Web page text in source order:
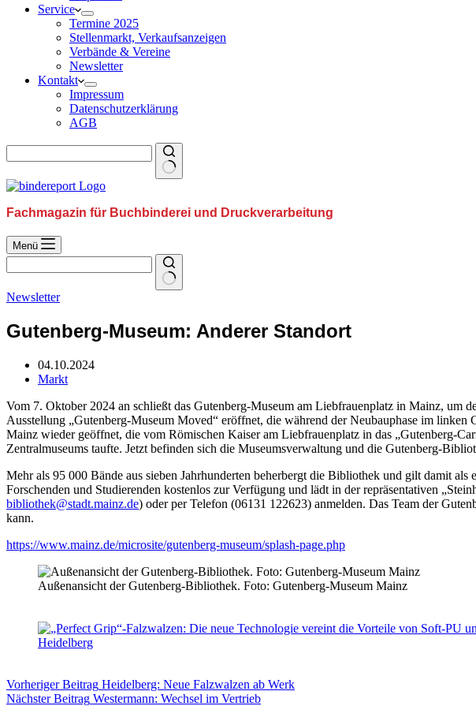
Service
Termine 2025
Stellenmarkt, Verkaufsanzeigen
Verbände & Vereine
Newsletter
Kontakt
Impressum
Datenschutzerklärung
AGB
Fachmagazin für Buchbinderei und Druckverarbeitung
Menü
Newsletter
Gutenberg-Museum: Anderer Standort
04.10.2024
Markt
Vom 7. Oktober 2024 an schließt das Gutenberg-Museum am Liebfrauenplatz in Mainz,
Ausstellung „Gutenberg-Museum Moved“ eröffnet, die während der Neubauphase im
Mainz wieder geöffnet, die vom Römischen Kaiser am Liebfrauenplatz in das „Gutenberg-
Zentralmuseums taufte. Jetzt befinden sich die Museumsverwaltung und die Gutenberg-
Mehr als 95 000 Bände aus sieben Jahrhunderten beherbergt die Bibliothek und gilt damit
Forschenden und Studierenden kostenlos zur Verfügung und lädt in der repräsentativen
bibliothek@stadt.mainz.de) oder per Telefon (06131 122623) anmelden. Das Team der
kann.
https://www.mainz.de/microsite/gutenberg-museum/splash-page.php
Außenansicht der Gutenberg-Bibliothek. Foto: Gutenberg-Museum Mainz
VorherigerBeitrag Heidelberg: Neue Falzwalzen ab Werk
NächsterBeitrag Westermann: Wechsel im Vertrieb